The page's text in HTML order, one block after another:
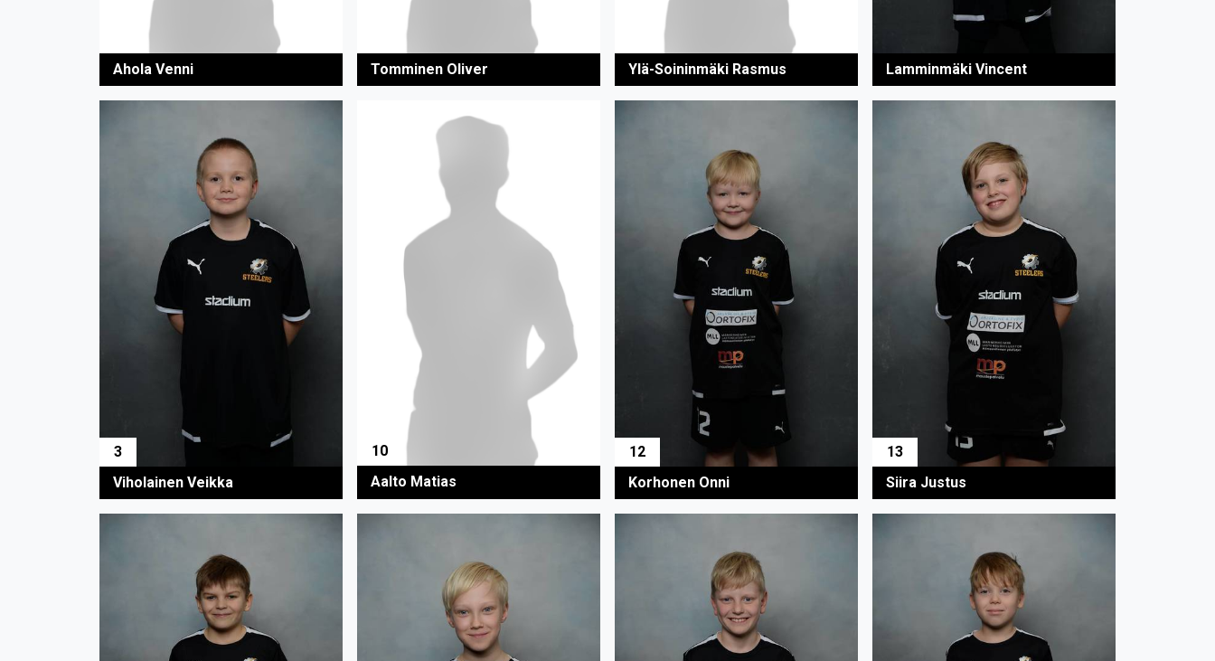
Ahola Venni Tomminen Oliver Ylä-Soininmäki Rasmus Lamminmäki Vincent
3
Viholainen Veikka
10
Aalto Matias
12
Korhonen Onni
13
Siira Justus